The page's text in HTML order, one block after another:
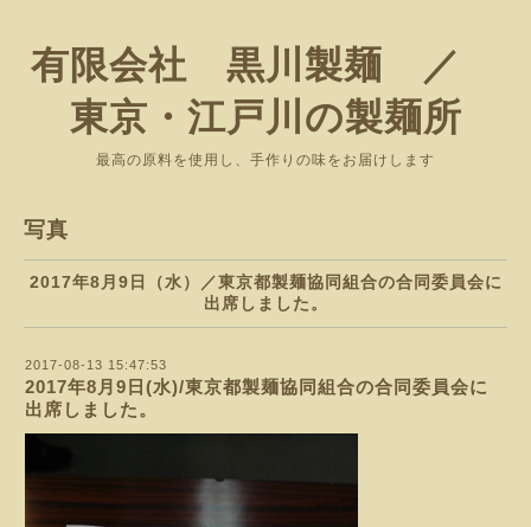
有限会社 黒川製麺 ／
東京・江戸川の製麺所
最高の原料を使用し、手作りの味をお届けします
写真
2017年8月9日（水）／東京都製麺協同組合の合同委員会に
出席しました。
2017-08-13 15:47:53
2017年8月9日(水)/東京都製麺協同組合の合同委員会に
出席しました。